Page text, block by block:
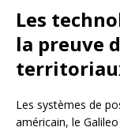
Les
la preuve
Les systèmes de
américain, le